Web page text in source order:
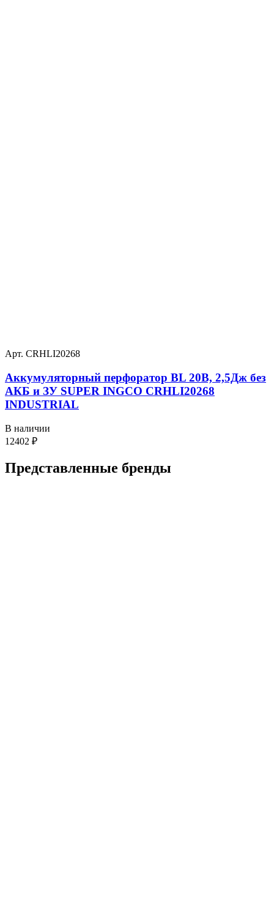
Арт. CRHLI20268
Аккумуляторный перфоратор BL 20В, 2,5Дж без
АКБ и ЗУ SUPER INGCO CRHLI20268
INDUSTRIAL
В наличии
12402 ₽
Представленные бренды